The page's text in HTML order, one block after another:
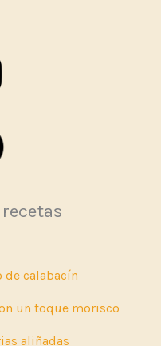
de calabacín
un toque morisco
aliñadas